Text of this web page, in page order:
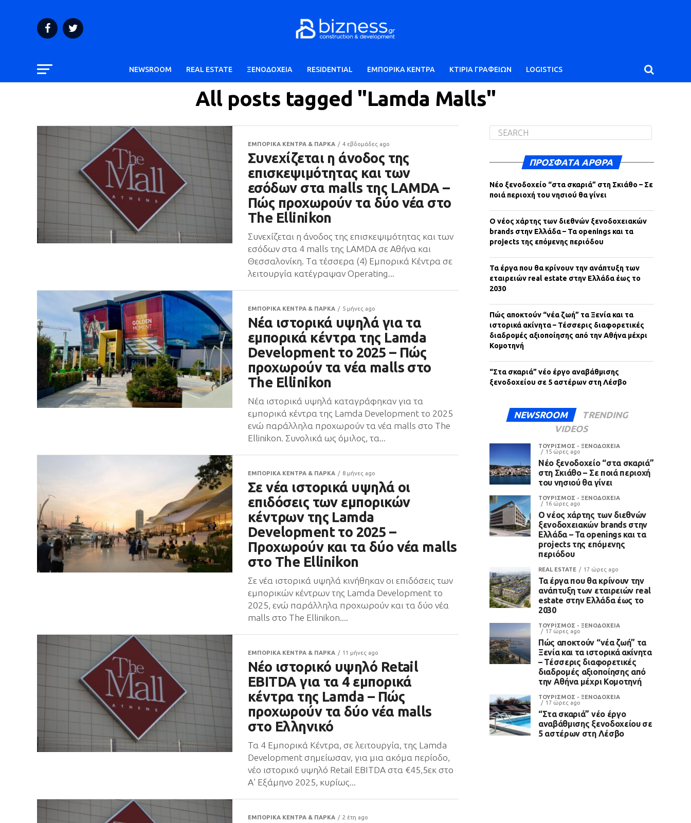
NEWSROOM REAL ESTATE ΞΕΝΟΔΟΧΕΙΑ RESIDENTIAL ΕΜΠΟΡΙΚΑ ΚΕΝΤΡΑ ΚΤΙΡΙΑ ΓΡΑΦΕΙΩΝ LOGISTICS
All posts tagged "Lamda Malls"
ΕΜΠΟΡΙΚΑ ΚΕΝΤΡΑ & ΠΑΡΚΑ 4 εβδομάδες ago
Συνεχίζεται η άνοδος της
επισκεψιμότητας και των
εσόδων στα malls της LAMDA –
Πώς προχωρούν τα δύο νέα στο
The Ellinikon
Συνεχίζεται η άνοδος της επισκεψιμότητας και των
εσόδων στα 4 malls της LAMDA σε Αθήνα και
Θεσσαλονίκη. Tα τέσσερα (4) Εμπορικά Κέντρα σε
λειτουργία κατέγραψαν Operating...
ΕΜΠΟΡΙΚΑ ΚΕΝΤΡΑ & ΠΑΡΚΑ 5 μήνες ago
Νέα ιστορικά υψηλά για τα
εμπορικά κέντρα της Lamda
Development το 2025 – Πώς
προχωρούν τα νέα malls στο
The Ellinikon
Νέα ιστορικά υψηλά καταγράφηκαν για τα
εμπορικά κέντρα της Lamda Development το 2025
ενώ παράλληλα προχωρούν τα νέα malls στο The
Ellinikon. Συνολικά ως όμιλος, τα...
ΕΜΠΟΡΙΚΑ ΚΕΝΤΡΑ & ΠΑΡΚΑ 8 μήνες ago
Σε νέα ιστορικά υψηλά οι
επιδόσεις των εμπορικών
κέντρων της Lamda
Development το 2025 –
Προχωρούν και τα δύο νέα malls
στο The Ellinikon
Σε νέα ιστορικά υψηλά κινήθηκαν οι επιδόσεις των
εμπορικών κέντρων της Lamda Development το
2025, ενώ παράλληλα προχωρούν και τα δύο νέα
malls στο The Ellinikon....
ΕΜΠΟΡΙΚΑ ΚΕΝΤΡΑ & ΠΑΡΚΑ 11 μήνες ago
Nέο ιστορικό υψηλό Retail
EBITDA για τα 4 εμπορικά
κέντρα της Lamda – Πώς
προχωρούν τα δύο νέα malls
στο Ελληνικό
Τα 4 Εμπορικά Κέντρα, σε λειτουργία, της Lamda
Development σημείωσαν, για μια ακόμα περίοδο,
νέο ιστορικό υψηλό Retail EBITDA στα €45,5εκ στο
Α’ Εξάμηνο 2025, κυρίως...
ΕΜΠΟΡΙΚΑ ΚΕΝΤΡΑ & ΠΑΡΚΑ 2 έτη ago
ΠΡΌΣΦΑΤΑ ΆΡΘΡΑ
Νέο ξενοδοχείο “στα σκαριά” στη Σκιάθο – Σε
ποιά περιοχή του νησιού θα γίνει
Ο νέος χάρτης των διεθνών ξενοδοχειακών
brands στην Ελλάδα – Τα openings και τα
projects της επόμενης περιόδου
Τα έργα που θα κρίνουν την ανάπτυξη των
εταιρειών real estate στην Ελλάδα έως το
2030
Πώς αποκτούν “νέα ζωή” τα Ξενία και τα
ιστορικά ακίνητα – Τέσσερις διαφορετικές
διαδρομές αξιοποίησης από την Αθήνα μέχρι
Κομοτηνή
“Στα σκαριά” νέο έργο αναβάθμισης
ξενοδοχείου σε 5 αστέρων στη Λέσβο
NEWSROOM
TRENDING
VIDEOS
ΤΟΥΡΙΣΜΟΣ - ΞΕΝΟΔΟΧΕΙΑ
15 ώρες ago
Νέο ξενοδοχείο “στα σκαριά”
στη Σκιάθο – Σε ποιά περιοχή
του νησιού θα γίνει
ΤΟΥΡΙΣΜΟΣ - ΞΕΝΟΔΟΧΕΙΑ
16 ώρες ago
Ο νέος χάρτης των διεθνών
ξενοδοχειακών brands στην
Ελλάδα – Τα openings και τα
projects της επόμενης
περιόδου
REAL ESTATE 17 ώρες ago
Τα έργα που θα κρίνουν την
ανάπτυξη των εταιρειών real
estate στην Ελλάδα έως το
2030
ΤΟΥΡΙΣΜΟΣ - ΞΕΝΟΔΟΧΕΙΑ
17 ώρες ago
Πώς αποκτούν “νέα ζωή” τα
Ξενία και τα ιστορικά ακίνητα
– Τέσσερις διαφορετικές
διαδρομές αξιοποίησης από
την Αθήνα μέχρι Κομοτηνή
ΤΟΥΡΙΣΜΟΣ - ΞΕΝΟΔΟΧΕΙΑ
17 ώρες ago
“Στα σκαριά” νέο έργο
αναβάθμισης ξενοδοχείου σε
5 αστέρων στη Λέσβο